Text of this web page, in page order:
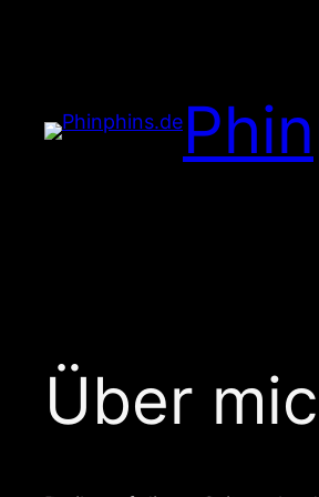
Über